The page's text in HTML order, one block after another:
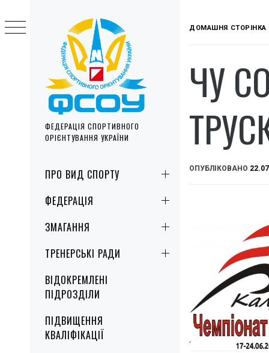
ФЕДЕРАЦІЯ СПОРТИВНОГО
ОРІЄНТУВАННЯ УКРАЇНИ
MenuПРО ВИД СПОРТУ
ФЕДЕРАЦІЯ
ЗМАГАННЯ
ТРЕНЕРСЬКІ РАДИ
ВІДОКРЕМЛЕНІ
ПІДРОЗДІЛИ
ПІДВИЩЕННЯ
КВАЛІФІКАЦІЇ
to
content
ДОМАШНЯ СТОРІНКА
ЧУ
ОПУБЛІКОВАНО